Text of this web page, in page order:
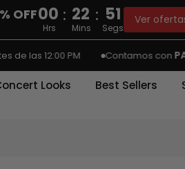
OFF00 : 22 : 50
Hrs Mins Segs
Ver
12:00 PM Contamos conPAGO
Looks Best Sellers